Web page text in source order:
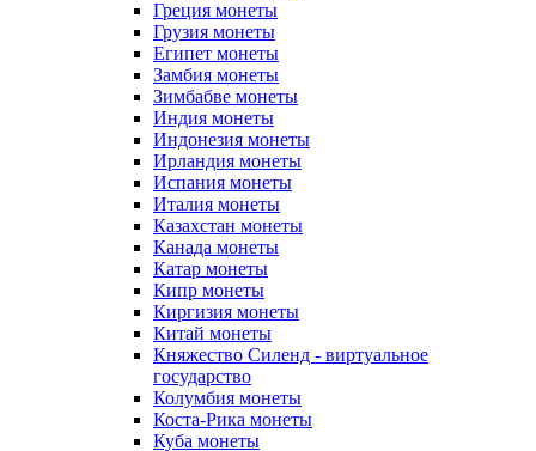
Греция монеты
Грузия монеты
Египет монеты
Замбия монеты
Зимбабве монеты
Индия монеты
Индонезия монеты
Ирландия монеты
Испания монеты
Италия монеты
Казахстан монеты
Канада монеты
Катар монеты
Кипр монеты
Киргизия монеты
Китай монеты
Княжество Силенд - виртуальное
государство
Колумбия монеты
Коста-Рика монеты
Куба монеты